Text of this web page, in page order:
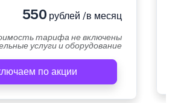
550 рублей /в месяц
тарифа не включены
услуги и оборудование
по акции